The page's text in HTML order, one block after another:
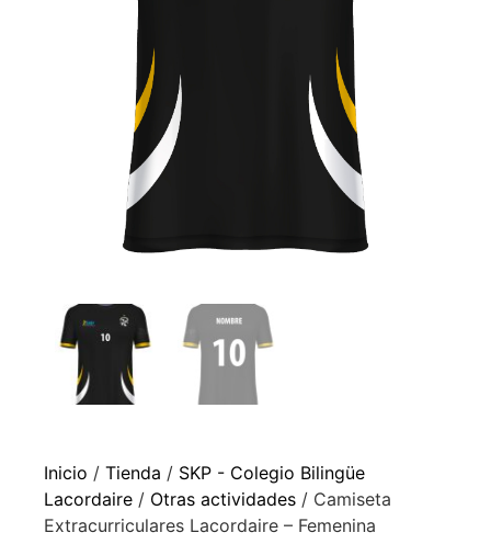
Inicio / Tienda / SKP - Colegio Bilingüe
Lacordaire / Otras actividades / Camiseta
Extracurriculares Lacordaire – Femenina